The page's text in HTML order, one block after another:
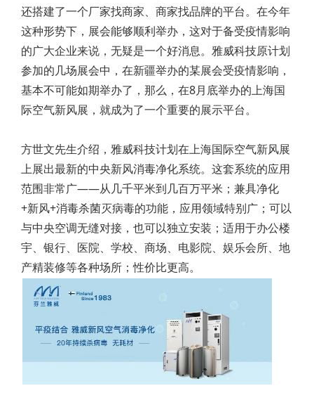
还搭建了一个厂家找商家、商家找品牌的平台。在今年
这种形势下，展会能够顺利举办，这对于备受疫情影响
的广大企业来说，无疑是一个好消息。雅威科技原计划
参加的几场展会中，在新疆举办的某展会受疫情影响，
基本不可能如期举办了，那么，在8月底举办的上海国
际空气新风展，就成为了一个重要的展示平台。
方世文先生介绍，雅威科技计划在上海国际空气新风展
上展出最新的中央新风消毒净化系统。这套系统的应用
范围非常广——从几千平米到几百万平米；兼具净化
+新风+消毒杀菌灭病毒的功能，应用领域特别广；可以
与中央空调无缝对接，也可以独立安装；适用于办公楼
宇、银行、医院、学校、商场、电影院、娱乐会所、地
产精装修等各种场所；性价比更高。